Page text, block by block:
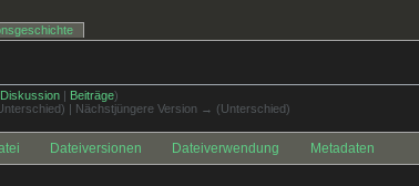
Diskussion | Beiträge)
| Nächstjüngere Version → (Unterschied)
Dateiversionen Dateiverwendung Metadaten